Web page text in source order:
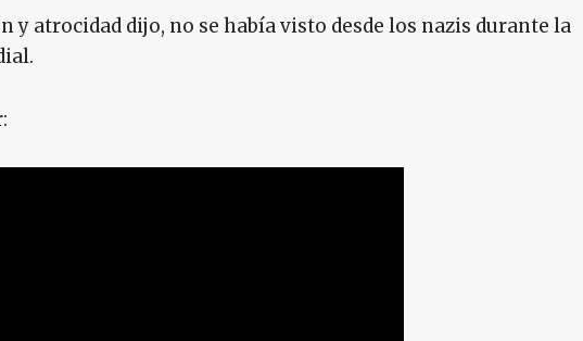
y atrocidad dijo, no se había visto desde los nazis durante la